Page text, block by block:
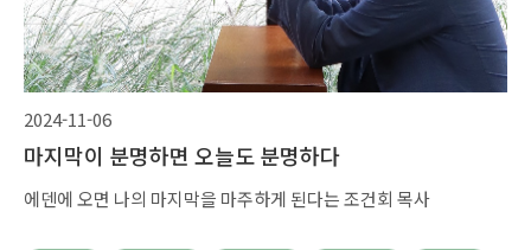
2024-11-06
마지막이 분명하면 오늘도 분명하다
에덴에 오면 나의 마지막을 마주하게 된다는 조건회 목사